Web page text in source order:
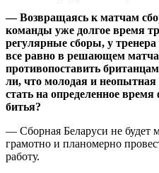
— Возвращаясь к матчам
команды уже долгое время
регулярные сборы, у
все равно в решающем
противопоставить
ли, что молодая и неопытная
стать на определенное
битья?
— Сборная Беларуси не будет
грамотно и планомерно
работу.